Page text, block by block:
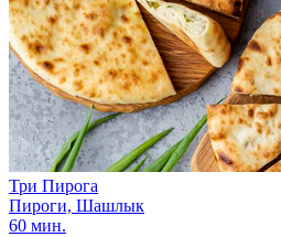
Три Пирога
Пироги, Шашлык
60 мин.